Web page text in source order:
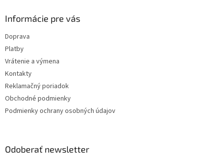
Informácie pre vás
Doprava
Platby
Vrátenie a výmena
Kontakty
Reklamačný poriadok
Obchodné podmienky
Podmienky ochrany osobných údajov
Odoberať newsletter